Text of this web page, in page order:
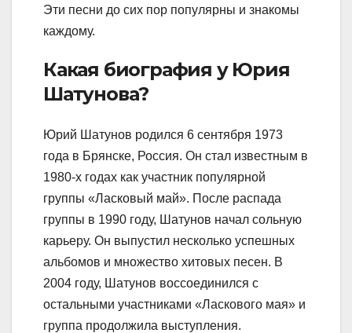
Эти песни до сих пор популярны и знакомы
каждому.
Какая биография у Юрия
Шатунова?
Юрий Шатунов родился 6 сентября 1973
года в Брянске, Россия. Он стал известным в
1980-х годах как участник популярной
группы «Ласковый май». После распада
группы в 1990 году, Шатунов начал сольную
карьеру. Он выпустил несколько успешных
альбомов и множество хитовых песен. В
2004 году, Шатунов воссоединился с
остальными участниками «Ласкового мая» и
группа продолжила выступления.